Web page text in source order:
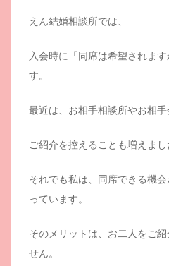
えん結婚相談所では、
入会時に「同席は希望されま
す。
最近は、お相手相談所やお相手
ご紹介を控えることも増えまし
それでも私は、同席できる機
っています。
そのメリットは、お二人をご
せん。